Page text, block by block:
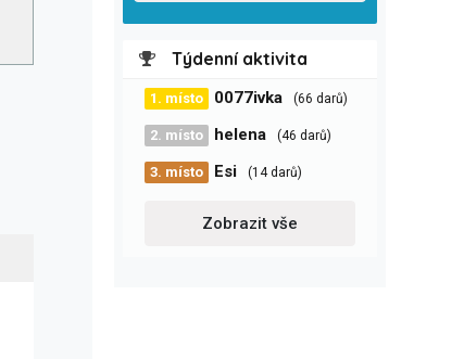
Týdenní aktivita
1. místo 0077ivka (66 darů)
2. místo helena (46 darů)
3. místo Esi (14 darů)
Zobrazit vše